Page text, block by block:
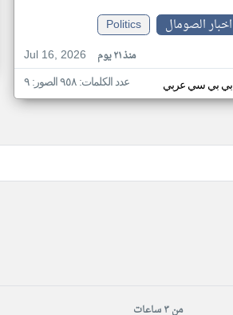
اخبار الصومال
Politics
Jul 16, 2026
منذ ٢١ يوم
بي بي سي عربي عدد الكلمات: ٩٥٨ الصور: ٩
من ٣ ساعات